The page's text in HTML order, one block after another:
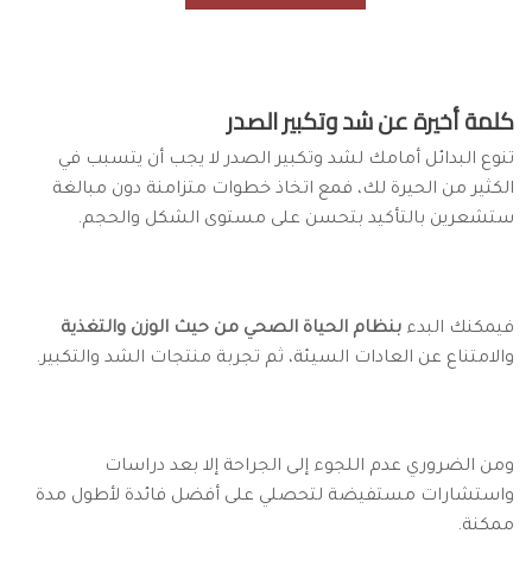
كلمة أخيرة عن شد وتكبير الصدر
تنوع البدائل أمامك لشد وتكبير الصدر لا يجب أن يتسبب في
الكثير من الحيرة لك، فمع اتخاذ خطوات متزامنة دون مبالغة
ستشعرين بالتأكيد بتحسن على مستوى الشكل والحجم.
فيمكنك البدء بنظام الحياة الصحي من حيث الوزن والتغذية
والامتناع عن العادات السيئة، ثم تجربة منتجات الشد والتكبير.
ومن الضروري عدم اللجوء إلى الجراحة إلا بعد دراسات
واستشارات مستفيضة لتحصلي على أفضل فائدة لأطول مدة
ممكنة.